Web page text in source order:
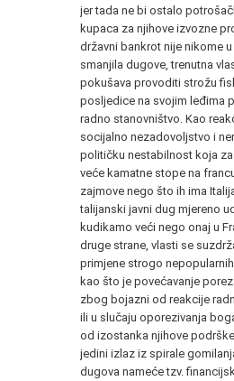
jer tada ne bi ostalo
kupaca za njihove izvozne
državni bankrot nije nikome
smanjila dugove, trenutna
pokušava provoditi strožu
posljedice na svojim leđima
radno stanovništvo. Kao
socijalno nezadovoljstvo i
političku nestabilnost koja
veće kamatne stope na
zajmove nego što ih ima
talijanski javni dug mjereno
kudikamo veći nego onaj u
druge strane, vlasti se
primjene strogo
kao što je povećavanje
zbog bojazni od reakcije
ili u slučaju oporezivanja
od izostanka njihove
jedini izlaz iz spirale
dugova nameće tzv.